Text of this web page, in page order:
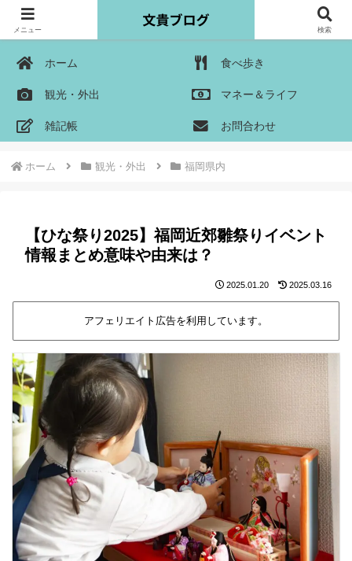
ホーム 食べ歩き
観光・外出 マネー＆ライフ
雑記帳 お問合わせ
ホーム 観光・外出 福岡県内
【ひな祭り2025】福岡近郊雛祭りイベント
情報まとめ意味や由来は？
2025.01.20 2025.03.16
アフェリエイト広告を利用しています。
メニュー 検索